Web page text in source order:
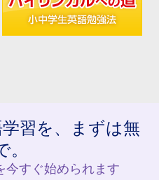
習を、まずは無
。
今すぐ始められます